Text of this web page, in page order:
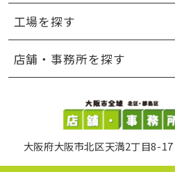
工場を探す
店舗・事務所を探す
大阪府大阪市北区天満2丁目8-